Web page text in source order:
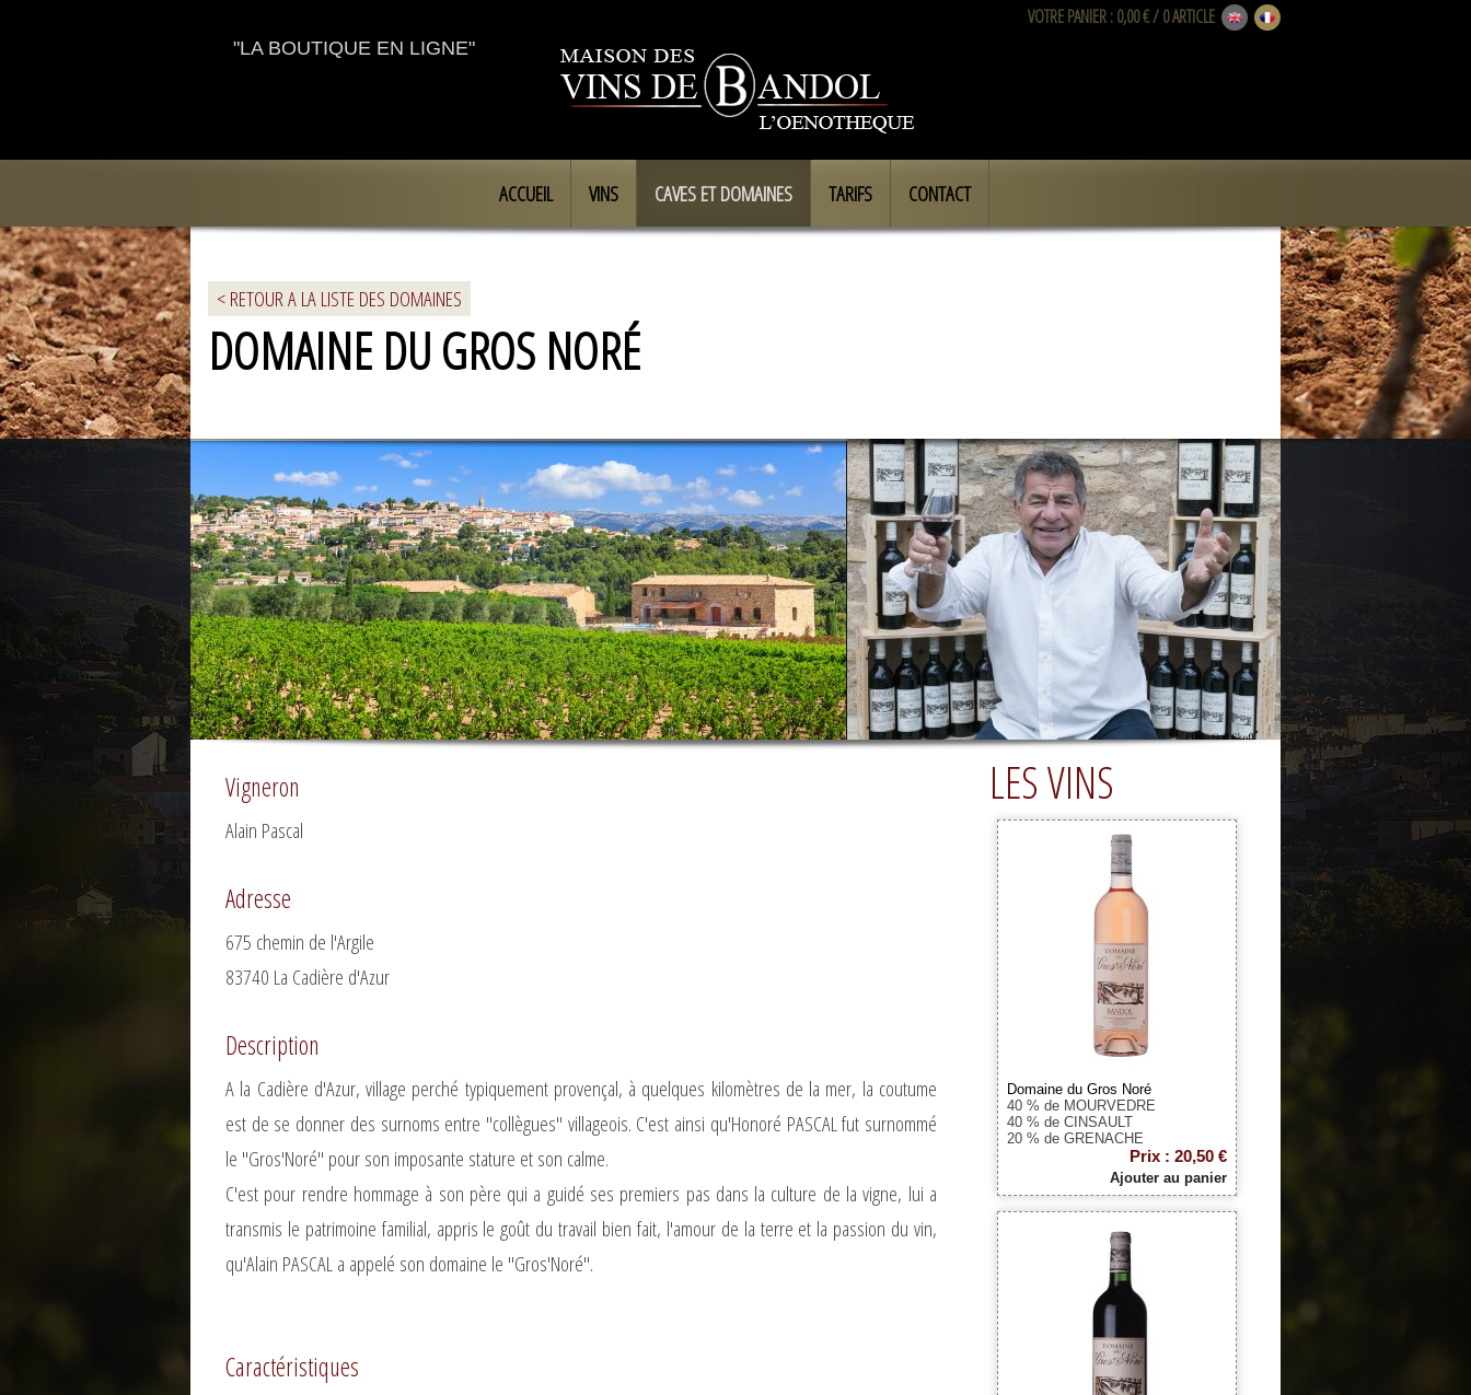
"LA BOUTIQUE EN LIGNE"
VOTRE PANIER: 0,00 € / 0 ARTICLE
ACCUEIL VINS CAVES ET DOMAINES TARIFS CONTACT
< RETOUR A LA LISTE DES DOMAINES
DOMAINE DU GROS NORÉ
Vigneron
Alain Pascal
Adresse
675 chemin de l'Argile
83740 La Cadière d'Azur
Description
A la Cadière d'Azur, village perché typiquement provençal, à quelques kilomètres de la mer, la coutume
est de se donner des surnoms entre "collègues" villageois. C'est ainsi qu'Honoré PASCAL fut surnommé
le "Gros'Noré" pour son imposante stature et son calme.
C'est pour rendre hommage à son père qui a guidé ses premiers pas dans la culture de la vigne, lui a
transmis le patrimoine familial, appris le goût du travail bien fait, l'amour de la terre et la passion du vin,
qu'Alain PASCAL a appelé son domaine le "Gros'Noré".
Caractéristiques
LES VINS
Domaine du Gros Noré
40 % de MOURVEDRE
40 % de CINSAULT
20 % de GRENACHE
Prix : 20,50 €
Ajouter au panier